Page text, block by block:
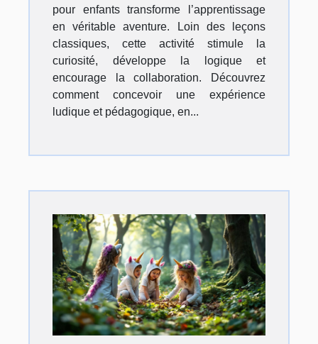
pour enfants transforme l’apprentissage
en véritable aventure. Loin des leçons
classiques, cette activité stimule la
curiosité, développe la logique et
encourage la collaboration. Découvrez
comment concevoir une expérience
ludique et pédagogique, en...